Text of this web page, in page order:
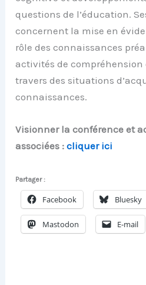
questions de l’éducation.
concernent la mise en
rôle des connaissances
activités de
travers des situations
connaissances.
Visionner la conférence et
associées :cliquer ici
Partager :
Facebook Bluesky
Mastodon E-mail